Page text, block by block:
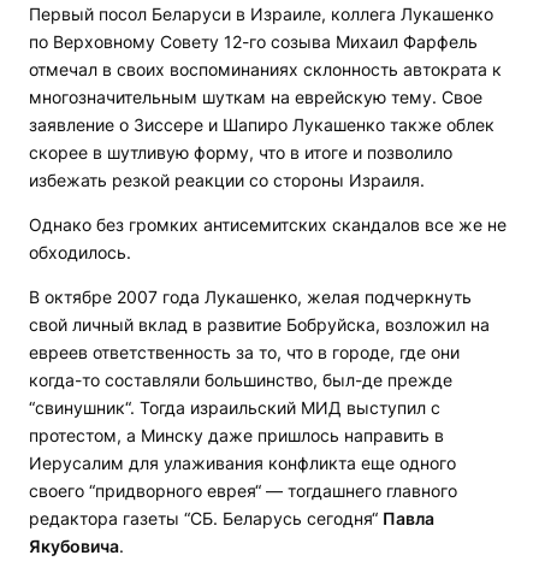
Первый посол Беларуси в Израиле, коллега Лукашенко
по Верховному Совету 12-го созыва Михаил Фарфель
отмечал в своих воспоминаниях склонность автократа к
многозначительным шуткам на еврейскую тему. Свое
заявление о Зиссере и Шапиро Лукашенко также облек
скорее в шутливую форму, что в итоге и позволило
избежать резкой реакции со стороны Израиля.
Однако без громких антисемитских скандалов все же не
обходилось.
В октябре 2007 года Лукашенко, желая подчеркнуть
свой личный вклад в развитие Бобруйска, возложил на
евреев ответственность за то, что в городе, где они
когда-то составляли большинство, был-де прежде
“свинушник“. Тогда израильский МИД выступил с
протестом, а Минску даже пришлось направить в
Иерусалим для улаживания конфликта еще одного
своего “придворного еврея“ — тогдашнего главного
редактора газеты “СБ. Беларусь сегодня“ Павла
Якубовича.